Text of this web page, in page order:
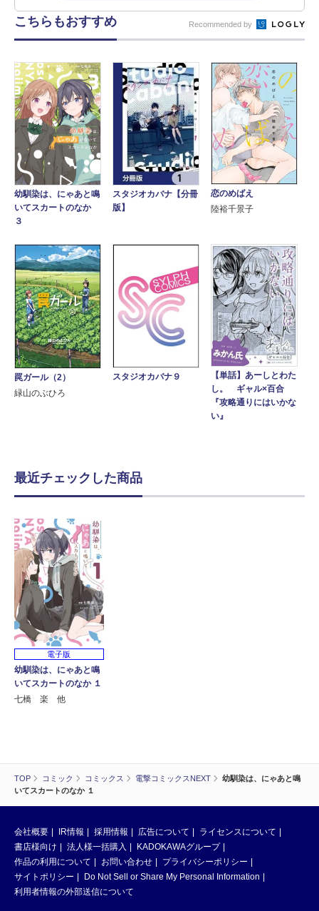
TOP コミック コミックス 電撃コミックスNEXT
幼馴染は、にゃあと鳴
いてスカートのなか １
こちらもおすすめ Recommended by
幼馴染は、にゃあと鳴
いてスカートのなか
３
スタジオカバナ【分冊
版】
恋のめばえ
陸裕千景子
罠ガール（2）
緑山のぶひろ
スタジオカバナ９
【単話】あーしとわた
し。 ギャル×百合
『攻略通りにはいかな
い』
最近チェックした商品
電子版
幼馴染は、にゃあと鳴
いてスカートのなか １
七橋 楽 他
会社概要 IR情報 採用情報 広告について
ライセンスについて
書店様向け
法人様一括購入
KADOKAWAグループ
作品の利用について
お問い合わせ
プライバシーポリシー
サイトポリシー
Do Not Sell or Share My Personal Information
利用者情報の外部送信について